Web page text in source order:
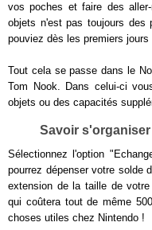
vos poches et faire des
objets n'est pas toujours des
pouviez dès les premiers
Tout cela se passe dans le
Tom Nook. Dans celui-ci
objets ou des capacités
Savoir
Sélectionnez l'option
pourrez dépenser votre solde
extension de la taille de
qui coûtera tout de même
choses utiles chez Nintendo !